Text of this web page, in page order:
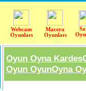
Webcam
Oyunları
Macera
Oyunları
Oyun Oyna
Oyun OyunOyna